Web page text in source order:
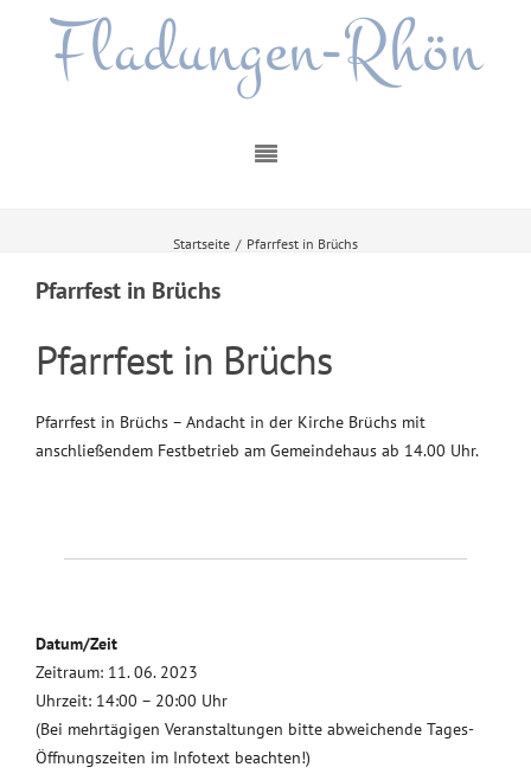
Fladungen-Rhön
Startseite / Pfarrfest in Brüchs
Pfarrfest in Brüchs
Pfarrfest in Brüchs
Pfarrfest in Brüchs – Andacht in der Kirche Brüchs mit
anschließendem Festbetrieb am Gemeindehaus ab 14.00 Uhr.
Datum/Zeit
Zeitraum: 11. 06. 2023
Uhrzeit: 14:00 – 20:00 Uhr
(Bei mehrtägigen Veranstaltungen bitte abweichende Tages-
Öffnungszeiten im Infotext beachten!)